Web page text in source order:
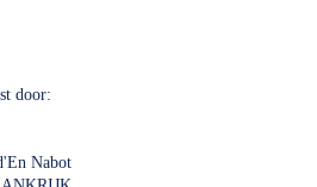
door:
Nabot